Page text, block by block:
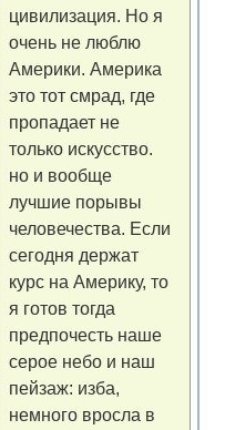
цивилизация. Но я
очень не люблю
Америки. Америка
это тот смрад, где
пропадает не
только искусство.
но и вообще
лучшие порывы
человечества. Если
сегодня держат
курс на Америку, то
я готов тогда
предпочесть наше
серое небо и наш
пейзаж: изба,
немного вросла в